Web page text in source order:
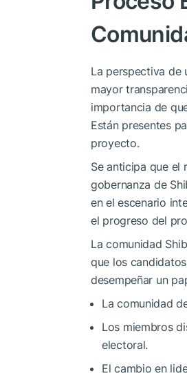
La perspectiva de
mayor
importancia de
Están presentes
proyecto.
Se anticipa que el
gobernanza de
en el escenario
el progreso del
La comunidad
que los
desempeñar un
La comunidad
Los miembros
electoral.
El cambio en